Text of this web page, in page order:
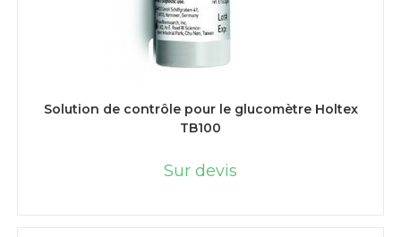
Solution de contrôle pour le glucomètre Holtex
TB100
Sur devis